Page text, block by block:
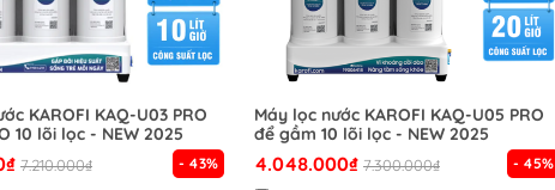
KAROFI KAQ-U03 PRO
10 lõi lọc - NEW 2025
7.210.000₫ - 43%
Máy lọc nước KAROFI KAQ-U05 PRO
để gầm 10 lõi lọc - NEW 2025
4.048.000₫ 7.300.000₫ - 45%